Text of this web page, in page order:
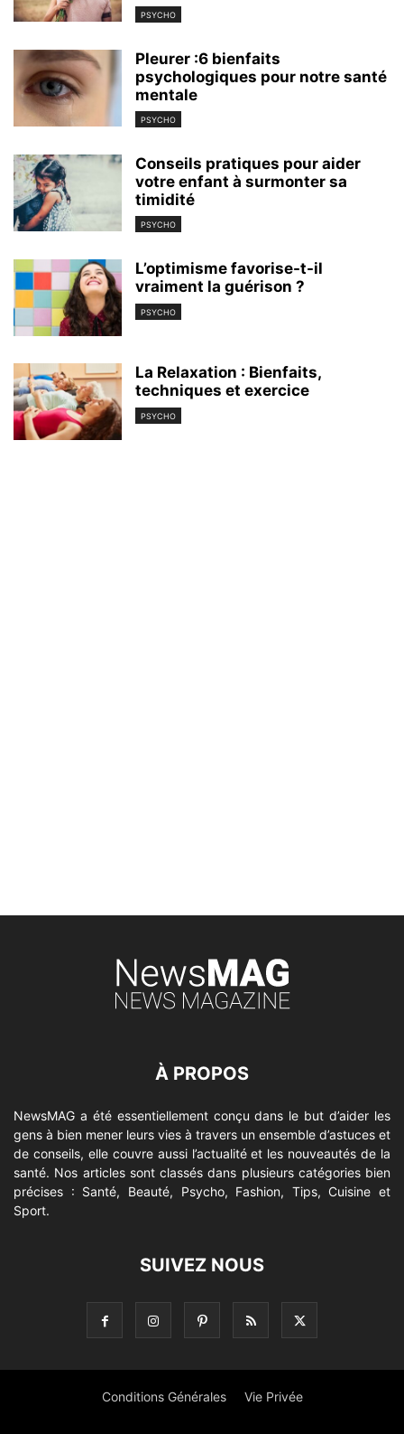
PSYCHO
Pleurer :6 bienfaits
psychologiques pour notre santé
mentale
PSYCHO
Conseils pratiques pour aider
votre enfant à surmonter sa
timidité
PSYCHO
L’optimisme favorise-t-il
vraiment la guérison ?
PSYCHO
La Relaxation : Bienfaits,
techniques et exercice
PSYCHO
À PROPOS
NewsMAG a été essentiellement conçu dans le but d’aider les
gens à bien mener leurs vies à travers un ensemble d’astuces et
de conseils, elle couvre aussi l’actualité et les nouveautés de la
santé. Nos articles sont classés dans plusieurs catégories bien
précises : Santé, Beauté, Psycho, Fashion, Tips, Cuisine et
Sport.
SUIVEZ NOUS
Conditions Générales Vie Privée